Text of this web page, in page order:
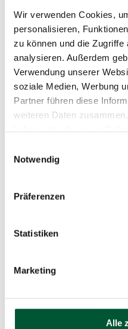
Wir verwenden Cookies,
personalisieren,
zu können und die
analysieren. Außerdem
Verwendung unserer
soziale Medien, Werbung
Partner führen diese
weiteren Daten
Notwendig
Präferenzen
Statistiken
Marketing
Alle
Geführtes Cider-
Mehr infos & anmeldung
Sa 10.10.2026 14:00 - 16:00 Uhr
Brennereiführung
Verkostung
Mehr infos & anmeldung
So 11.10.2026 13:00 - 15:00 Uhr
Öffentliche
anschliessendem
Mehr infos & anmeldung
Brennereiführung